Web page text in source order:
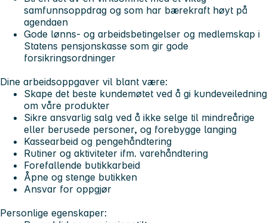
samfunnsoppdrag og som har bærekraft høyt på
agendaen
Gode lønns- og arbeidsbetingelser og medlemskap i
Statens pensjonskasse som gir gode
forsikringsordninger
Dine arbeidsoppgaver vil blant være:
Skape det beste kundemøtet ved å gi kundeveiledning
om våre produkter
Sikre ansvarlig salg ved å ikke selge til mindreårige
eller berusede personer, og forebygge langing
Kassearbeid og pengehåndtering
Rutiner og aktiviteter ifm. varehåndtering
Forefallende butikkarbeid
Åpne og stenge butikken
Ansvar for oppgjør
Personlige egenskaper: